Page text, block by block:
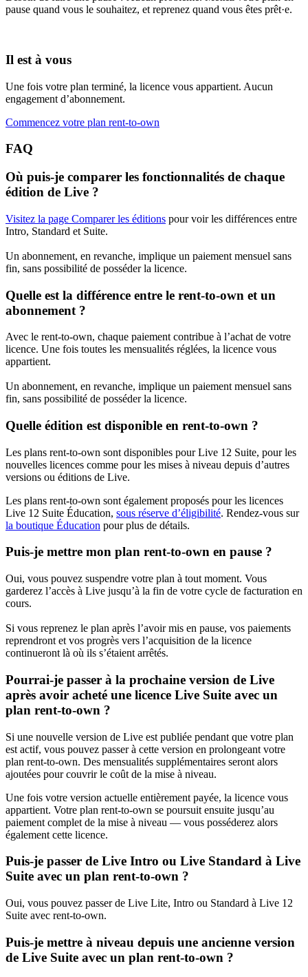
pause quand vous le souhaitez, et reprenez quand vous êtes prêt·e.
Il est à vous
Une fois votre plan terminé, la licence vous appartient. Aucun
engagement d’abonnement.
Commencez votre plan rent-to-own
FAQ
Où puis-je comparer les fonctionnalités de chaque
édition de Live ?
Visitez la page Comparer les éditions pour voir les différences entre
Intro, Standard et Suite.
Un abonnement, en revanche, implique un paiement mensuel sans
fin, sans possibilité de posséder la licence.
Quelle est la différence entre le rent-to-own et un
abonnement ?
Avec le rent-to-own, chaque paiement contribue à l’achat de votre
licence. Une fois toutes les mensualités réglées, la licence vous
appartient.
Un abonnement, en revanche, implique un paiement mensuel sans
fin, sans possibilité de posséder la licence.
Quelle édition est disponible en rent-to-own ?
Les plans rent-to-own sont disponibles pour Live 12 Suite, pour les
nouvelles licences comme pour les mises à niveau depuis d’autres
versions ou éditions de Live.
Les plans rent-to-own sont également proposés pour les licences
Live 12 Suite Éducation, sous réserve d’éligibilité. Rendez-vous sur
la boutique Éducation pour plus de détails.
Puis-je mettre mon plan rent-to-own en pause ?
Oui, vous pouvez suspendre votre plan à tout moment. Vous
garderez l’accès à Live jusqu’à la fin de votre cycle de facturation en
cours.
Si vous reprenez le plan après l’avoir mis en pause, vos paiements
reprendront et vos progrès vers l’acquisition de la licence
continueront là où ils s’étaient arrêtés.
Pourrai-je passer à la prochaine version de Live
après avoir acheté une licence Live Suite avec un
plan rent-to-own ?
Si une nouvelle version de Live est publiée pendant que votre plan
est actif, vous pouvez passer à cette version en prolongeant votre
plan rent-to-own. Des mensualités supplémentaires seront alors
ajoutées pour couvrir le coût de la mise à niveau.
Une fois votre version actuelle entièrement payée, la licence vous
appartient. Votre plan rent-to-own se poursuit ensuite jusqu’au
paiement complet de la mise à niveau — vous posséderez alors
également cette licence.
Puis-je passer de Live Intro ou Live Standard à Live
Suite avec un plan rent-to-own ?
Oui, vous pouvez passer de Live Lite, Intro ou Standard à Live 12
Suite avec rent-to-own.
Puis-je mettre à niveau depuis une ancienne version
de Live Suite avec un plan rent-to-own ?